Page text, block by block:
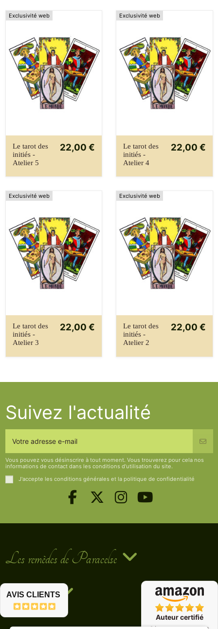
Exclusivité web
Le tarot des
initiés -
Atelier 5
22,00 €
Exclusivité web
Le tarot des
initiés -
Atelier 4
22,00 €
Exclusivité web
Le tarot des
initiés -
Atelier 3
22,00 €
Exclusivité web
Le tarot des
initiés -
Atelier 2
22,00 €
Auteur certifié
Suivez l'actualité
Vous pouvez vous désinscrire à tout moment. Vous trouverez pour cela nos
informations de contact dans les conditions d'utilisation du site.
J'accepte les conditions générales et la politique de confidentialité
Les remèdes de Paracelse
Contact us
AVIS CLIENTS